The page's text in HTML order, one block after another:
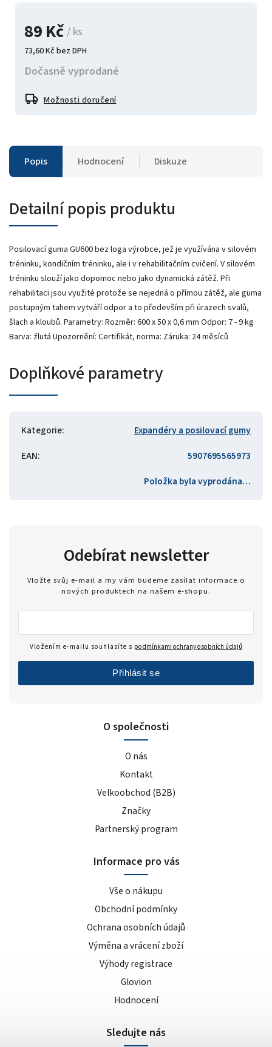
89 Kč/ ks
73,60 Kč bez DPH
Dočasně vyprodané
Možnosti doručení
Popis Hodnocení Diskuze
Detailní popis produktu
Posilovací guma GU600 bez loga výrobce, jež je využívána v silovém
tréninku, kondičním tréninku, ale i v rehabilitačním cvičení. V silovém
tréninku slouží jako dopomoc nebo jako dynamická zátěž. Při
rehabilitaci jsou využité protože se nejedná o přímou zátěž, ale guma
postupným tahem vytváří odpor a to především při úrazech svalů,
šlach a kloubů. Parametry: Rozměr: 600 x 50 x 0,6 mm Odpor: 7 - 9 kg
Barva: žlutá Upozornění: Certifikát, norma: Záruka: 24 měsíců
Doplňkové parametry
Kategorie:
Expandéry a posilovací gumy
EAN:
5907695565973
Položka byla vyprodána…
O společnosti
O nás
Kontakt
Velkoobchod (B2B)
Značky
Partnerský program
Informace pro vás
Vše o nákupu
Obchodní podmínky
Ochrana osobních údajů
Výměna a vrácení zboží
Výhody registrace
Glovion
Hodnocení
Odebírat newsletter
Vložte svůj e-mail a my vám budeme zasílat informace o
nových produktech na našem e-shopu.
Vložením e-mailu souhlasíte s podmínkami ochrany osobních údajů
Přihlásit se
Sledujte nás